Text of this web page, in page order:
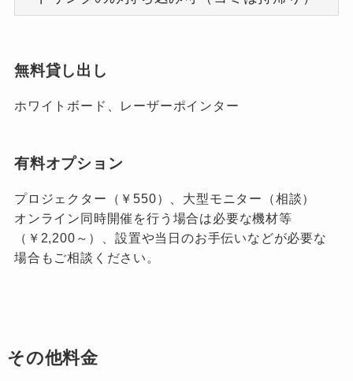
無料貸し出し
ホワイトボード、レーザーポインター
有料オプション
プロジェクター（￥550）、大型モニター（相談）
オンライン同時開催を行う場合は必要な機材等
（￥2,200～）、設置や当日のお手伝いなどが必要な
場合もご相談ください。
その他料金